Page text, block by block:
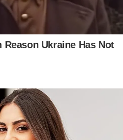
dibebaskan sementara dengan
keluarga, dipeluk suami
jamin
Haresh Mahadevan
enam tahun memerlukan
emosi berterusan